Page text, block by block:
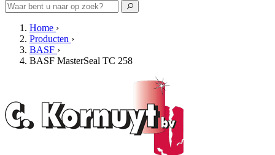
Home ›
Producten ›
BASF ›
BASF MasterSeal TC 258